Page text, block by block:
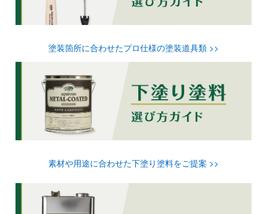
塗装箇所に合わせたプロ仕様の塗装道具類 >>
素材や用途に合わせた下塗り塗料をご提案 >>